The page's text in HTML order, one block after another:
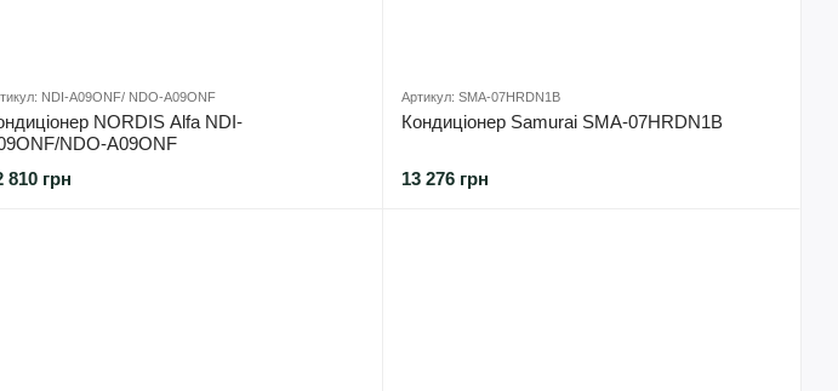
NDI-А09ONF/ NDO-А09ONF
NORDIS Alfa NDI-
NDO-А09ONF
810 грн
Артикул: SMA-07HRDN1B
Кондиціонер Samurai SMA-07HRDN1B
13 276 грн